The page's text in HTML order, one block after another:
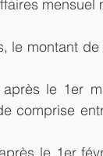
mensuel
le montant
le 1er
comprise